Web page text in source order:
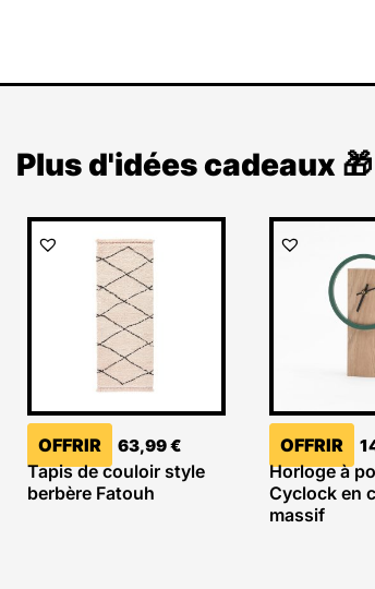
Plus d'idées cadeaux 🎁
OFFRIR 63,99€
Tapis de couloir style
berbère Fatouh
OFFRIR
Horloge à
Cyclock en
massif